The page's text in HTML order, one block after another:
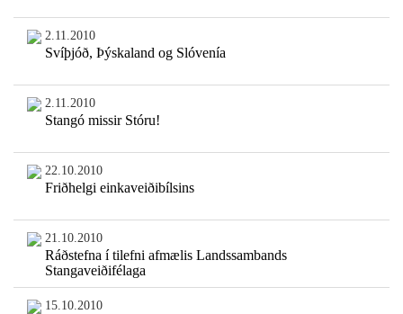
2.11.2010
Svíþjóð, Þýskaland og Slóvenía
2.11.2010
Stangó missir Stóru!
22.10.2010
Friðhelgi einkaveiðibílsins
21.10.2010
Ráðstefna í tilefni afmælis Landssambands
Stangaveiðifélaga
15.10.2010